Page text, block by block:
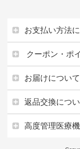
お支払い方法
クーポン・ポ
お届けについて
返品交換につ
高度管理医療